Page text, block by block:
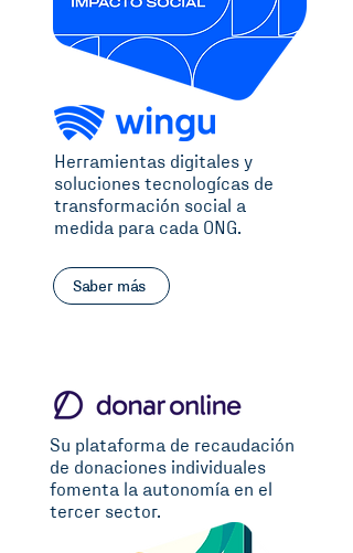
Herramientas digitales y
soluciones tecnologícas de
transformación social a
medida para cada ONG.
Saber más
Su plataforma de recaudación
de donaciones individuales
fomenta la autonomía en el
tercer sector.